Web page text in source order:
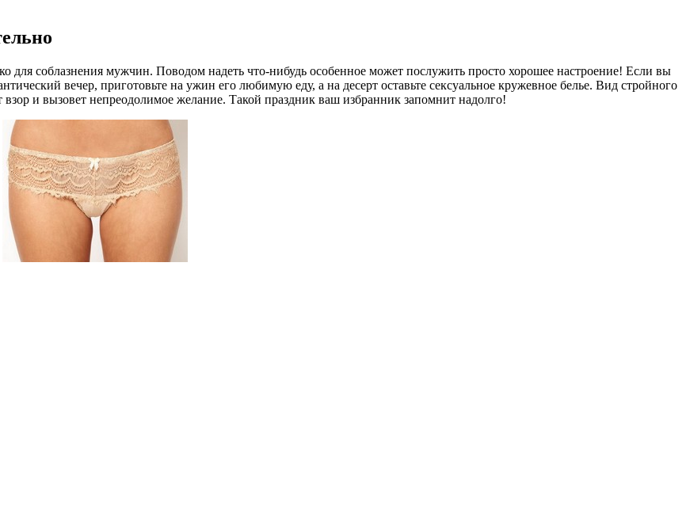
для соблазнения мужчин. Поводом надеть что-нибудь особенное может послужить просто хорошее настроение! Если вы
вечер, приготовьте на ужин его любимую еду, а на десерт оставьте сексуальное кружевное белье. Вид стройного
и вызовет непреодолимое желание. Такой праздник ваш избранник запомнит надолго!